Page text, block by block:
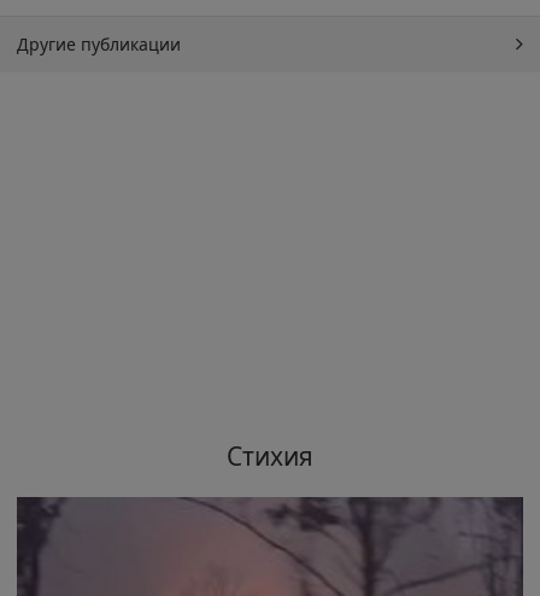
Другие публикации
Стихия